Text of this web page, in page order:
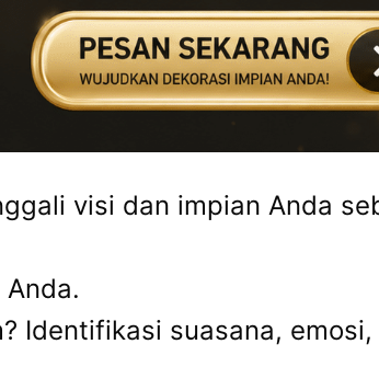
visi dan impian Anda
Identifikasi suasana, emosi,